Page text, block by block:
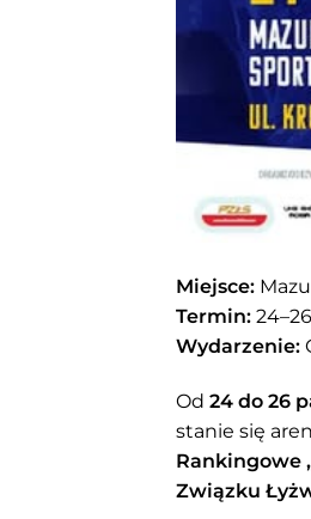
Miejsce:
Termin:
Wydarzenie:
Od 24 do 26
stanie się
Rankingowe
Związku